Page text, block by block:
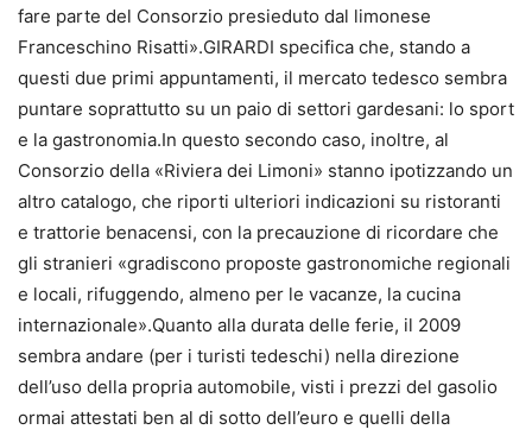
fare parte del Consorzio presieduto dal limonese
Franceschino Risatti».GIRARDI specifica che, stando a
questi due primi appuntamenti, il mercato tedesco sembra
puntare soprattutto su un paio di settori gardesani: lo sport
e la gastronomia.In questo secondo caso, inoltre, al
Consorzio della «Riviera dei Limoni» stanno ipotizzando un
altro catalogo, che riporti ulteriori indicazioni su ristoranti
e trattorie benacensi, con la precauzione di ricordare che
gli stranieri «gradiscono proposte gastronomiche regionali
e locali, rifuggendo, almeno per le vacanze, la cucina
internazionale».Quanto alla durata delle ferie, il 2009
sembra andare (per i turisti tedeschi) nella direzione
dell’uso della propria automobile, visti i prezzi del gasolio
ormai attestati ben al di sotto dell’euro e quelli della